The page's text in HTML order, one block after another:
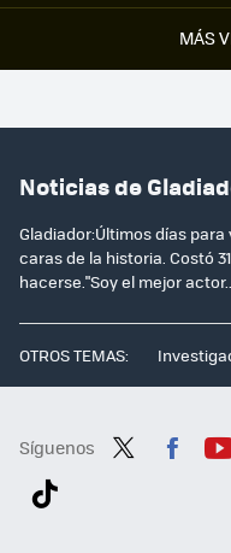
MÁS
Noticias de
Gladiador:Últimos días
caras de la historia. Costó
hacerse."Soy el mejor actor...
OTROS TEMAS:
Síguenos